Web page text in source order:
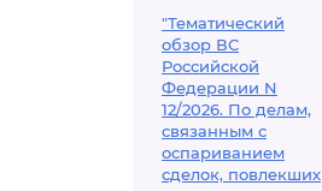
"Тематический
обзор ВС
Российской
Федерации N
12/2026. По делам,
связанным с
оспариванием
сделок, повлекших